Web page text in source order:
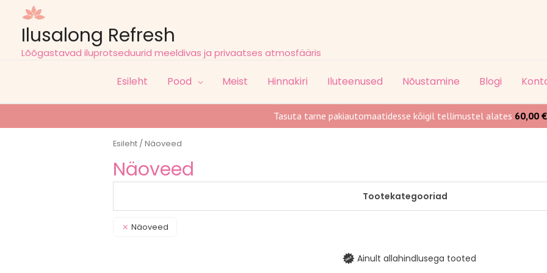
Tasuta tarne pakiautomaatidesse kõigil tellimustel alates 60,00 €
Ilusalong Refresh
Lõõgastavad iluprotseduurid meeldivas ja privaatses atmosfääris
Esileht Pood Meist Hinnakiri Iluteenused Nõustamine Blogi
Esileht / Näoveed
Näoveed
Tootekategooriad
Näoveed
Ainult allahindlusega tooted